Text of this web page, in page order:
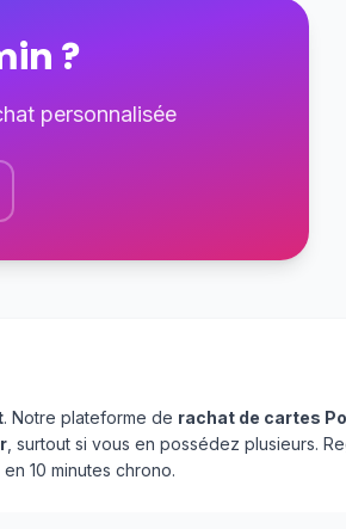
?
personnalisée
. Notre plateforme de rachat de cartes
, surtout si vous en possédez plusieurs.
10 minutes chrono.